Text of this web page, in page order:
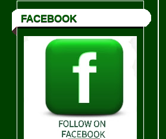
FACEBOOK